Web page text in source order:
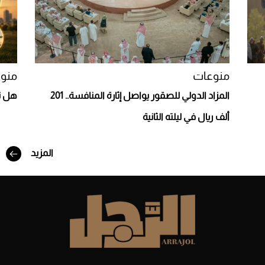
منوعات
المزاد الدولي للصقور يواصل إثارة المنافسة.. 201
ألف ريال في ليلته الثانية
هل
المزيد